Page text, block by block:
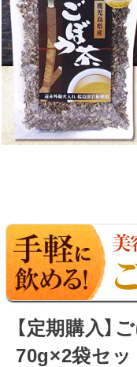
【定期購入
70g×2袋セッ